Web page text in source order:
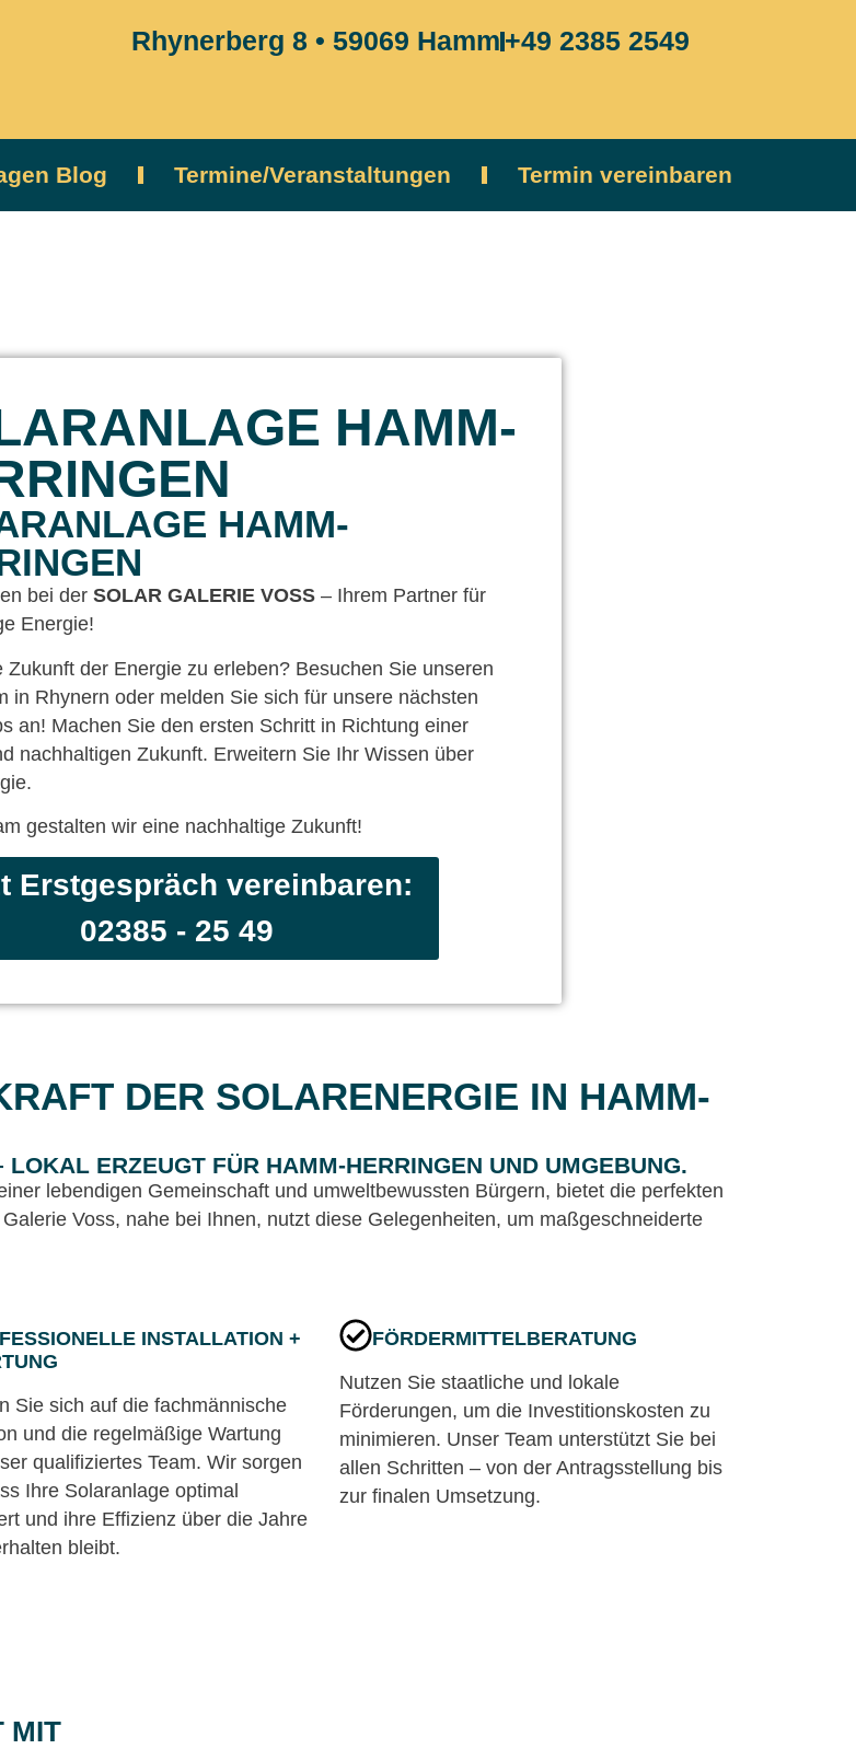
Rhynerberg 8 • 59069 Hamm +49 2385 2549
Blog Termine/Veranstaltungen Termin vereinbaren
HAMM-
HAMM-
bei der SOLAR GALERIE VOSS– Ihrem Partner für
Energie!
Zukunft der Energie zu erleben? Besuchen Sie unseren
in Rhynern oder melden Sie sich für unsere nächsten
an! Machen Sie den ersten Schritt in Richtung einer
nachhaltigen Zukunft. Erweitern Sie Ihr Wissen über
gestalten wir eine nachhaltige Zukunft!
Erstgespräch vereinbaren:
02385 - 25 49
DER SOLARENERGIE IN HAMM-
ERZEUGT FÜR HAMM-HERRINGEN UND UMGEBUNG.
lebendigen Gemeinschaft und umweltbewussten Bürgern, bietet die perfekten
Voss, nahe bei Ihnen, nutzt diese Gelegenheiten, um maßgeschneiderte
INSTALLATION +
Sie sich auf die fachmännische
und die regelmäßige Wartung
qualifiziertes Team. Wir sorgen
Ihre Solaranlage optimal
und ihre Effizienz über die Jahre
bleibt.
FÖRDERMITTELBERATUNG
Nutzen Sie staatliche und lokale
Förderungen, um die Investitionskosten zu
minimieren. Unser Team unterstützt Sie bei
allen Schritten – von der Antragsstellung bis
zur finalen Umsetzung.
MIT